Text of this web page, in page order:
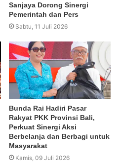
Sanjaya Dorong Sinergi
Pemerintah dan Pers
Sabtu, 11 Juli 2026
Bunda Rai Hadiri Pasar
Rakyat PKK Provinsi Bali,
Perkuat Sinergi Aksi
Berbelanja dan Berbagi untuk
Masyarakat
Kamis, 09 Juli 2026